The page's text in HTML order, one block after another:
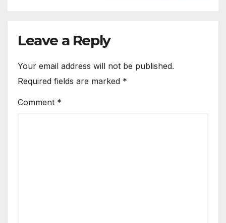
Leave a Reply
Your email address will not be published.
Required fields are marked *
Comment *